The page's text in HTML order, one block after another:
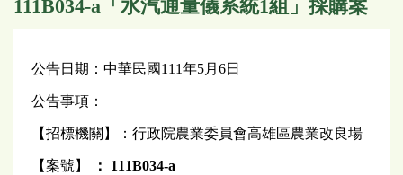
111B034-a「水汽通量儀系統1組」採購案
公告日期：中華民國111年5月6日
公告事項：
【招標機關】：行政院農業委員會高雄區農業改良場
【案號】 ： 111B034-a